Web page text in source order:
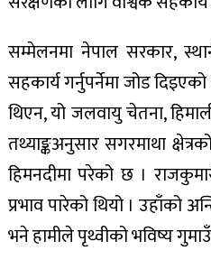
सम्मेलनमा नेपाल सरकार,
सहकार्य गर्नुपर्नेमा जोड
थिएन, यो जलवायु चेतना,
तथ्याङ्कअनुसार सगरमाथा
हिमनदीमा परेको छ ।
प्रभाव पारेको थियो । उहाँको
भने हामीले पृथ्वीको भविष्य